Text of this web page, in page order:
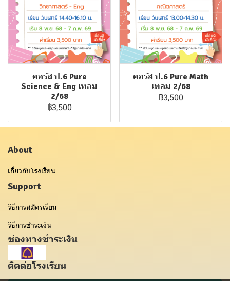
คอร์ส ป.6 Pure
Science & Eng เทอม
2/68
฿3,500
คอร์ส ป.6 Pure Math
เทอม 2/68
฿3,500
About
เกี่ยวกับโรงเรียน
Support
วิธีการสมัครเรียน
วิธีการชำระเงิน
ช่องทางชำระเงิน
ติดต่อโรงเรียน